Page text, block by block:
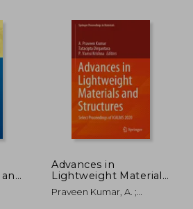
dcto.
Advances in
Lightweight Materials
and Structures: Select
Proceedings of
Praveen Kumar, A. ;